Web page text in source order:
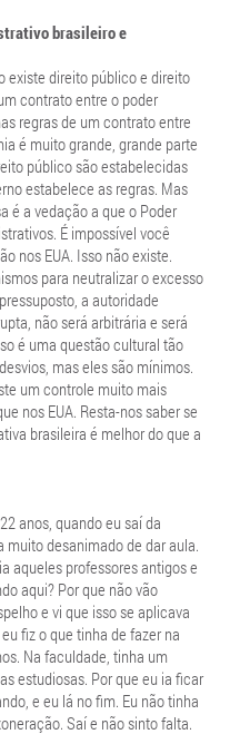
brasileiro e
existe direito público e direito
contrato entre o poder
regras de um contrato entre
é muito grande, grande parte
público são estabelecidas
estabelece as regras. Mas
é a vedação a que o Poder
É impossível você
nos EUA. Isso não existe.
para neutralizar o excesso
a autoridade
não será arbitrária e será
é uma questão cultural tão
mas eles são mínimos.
um controle muito mais
nos EUA. Resta-nos saber se
brasileira é melhor do que a
anos, quando eu saí da
muito desanimado de dar aula.
aqueles professores antigos e
aqui? Por que não vão
e vi que isso se aplicava
fiz o que tinha de fazer na
Na faculdade, tinha um
estudiosas. Por que eu ia ficar
e eu lá no fim. Eu não tinha
Saí e não sinto falta.